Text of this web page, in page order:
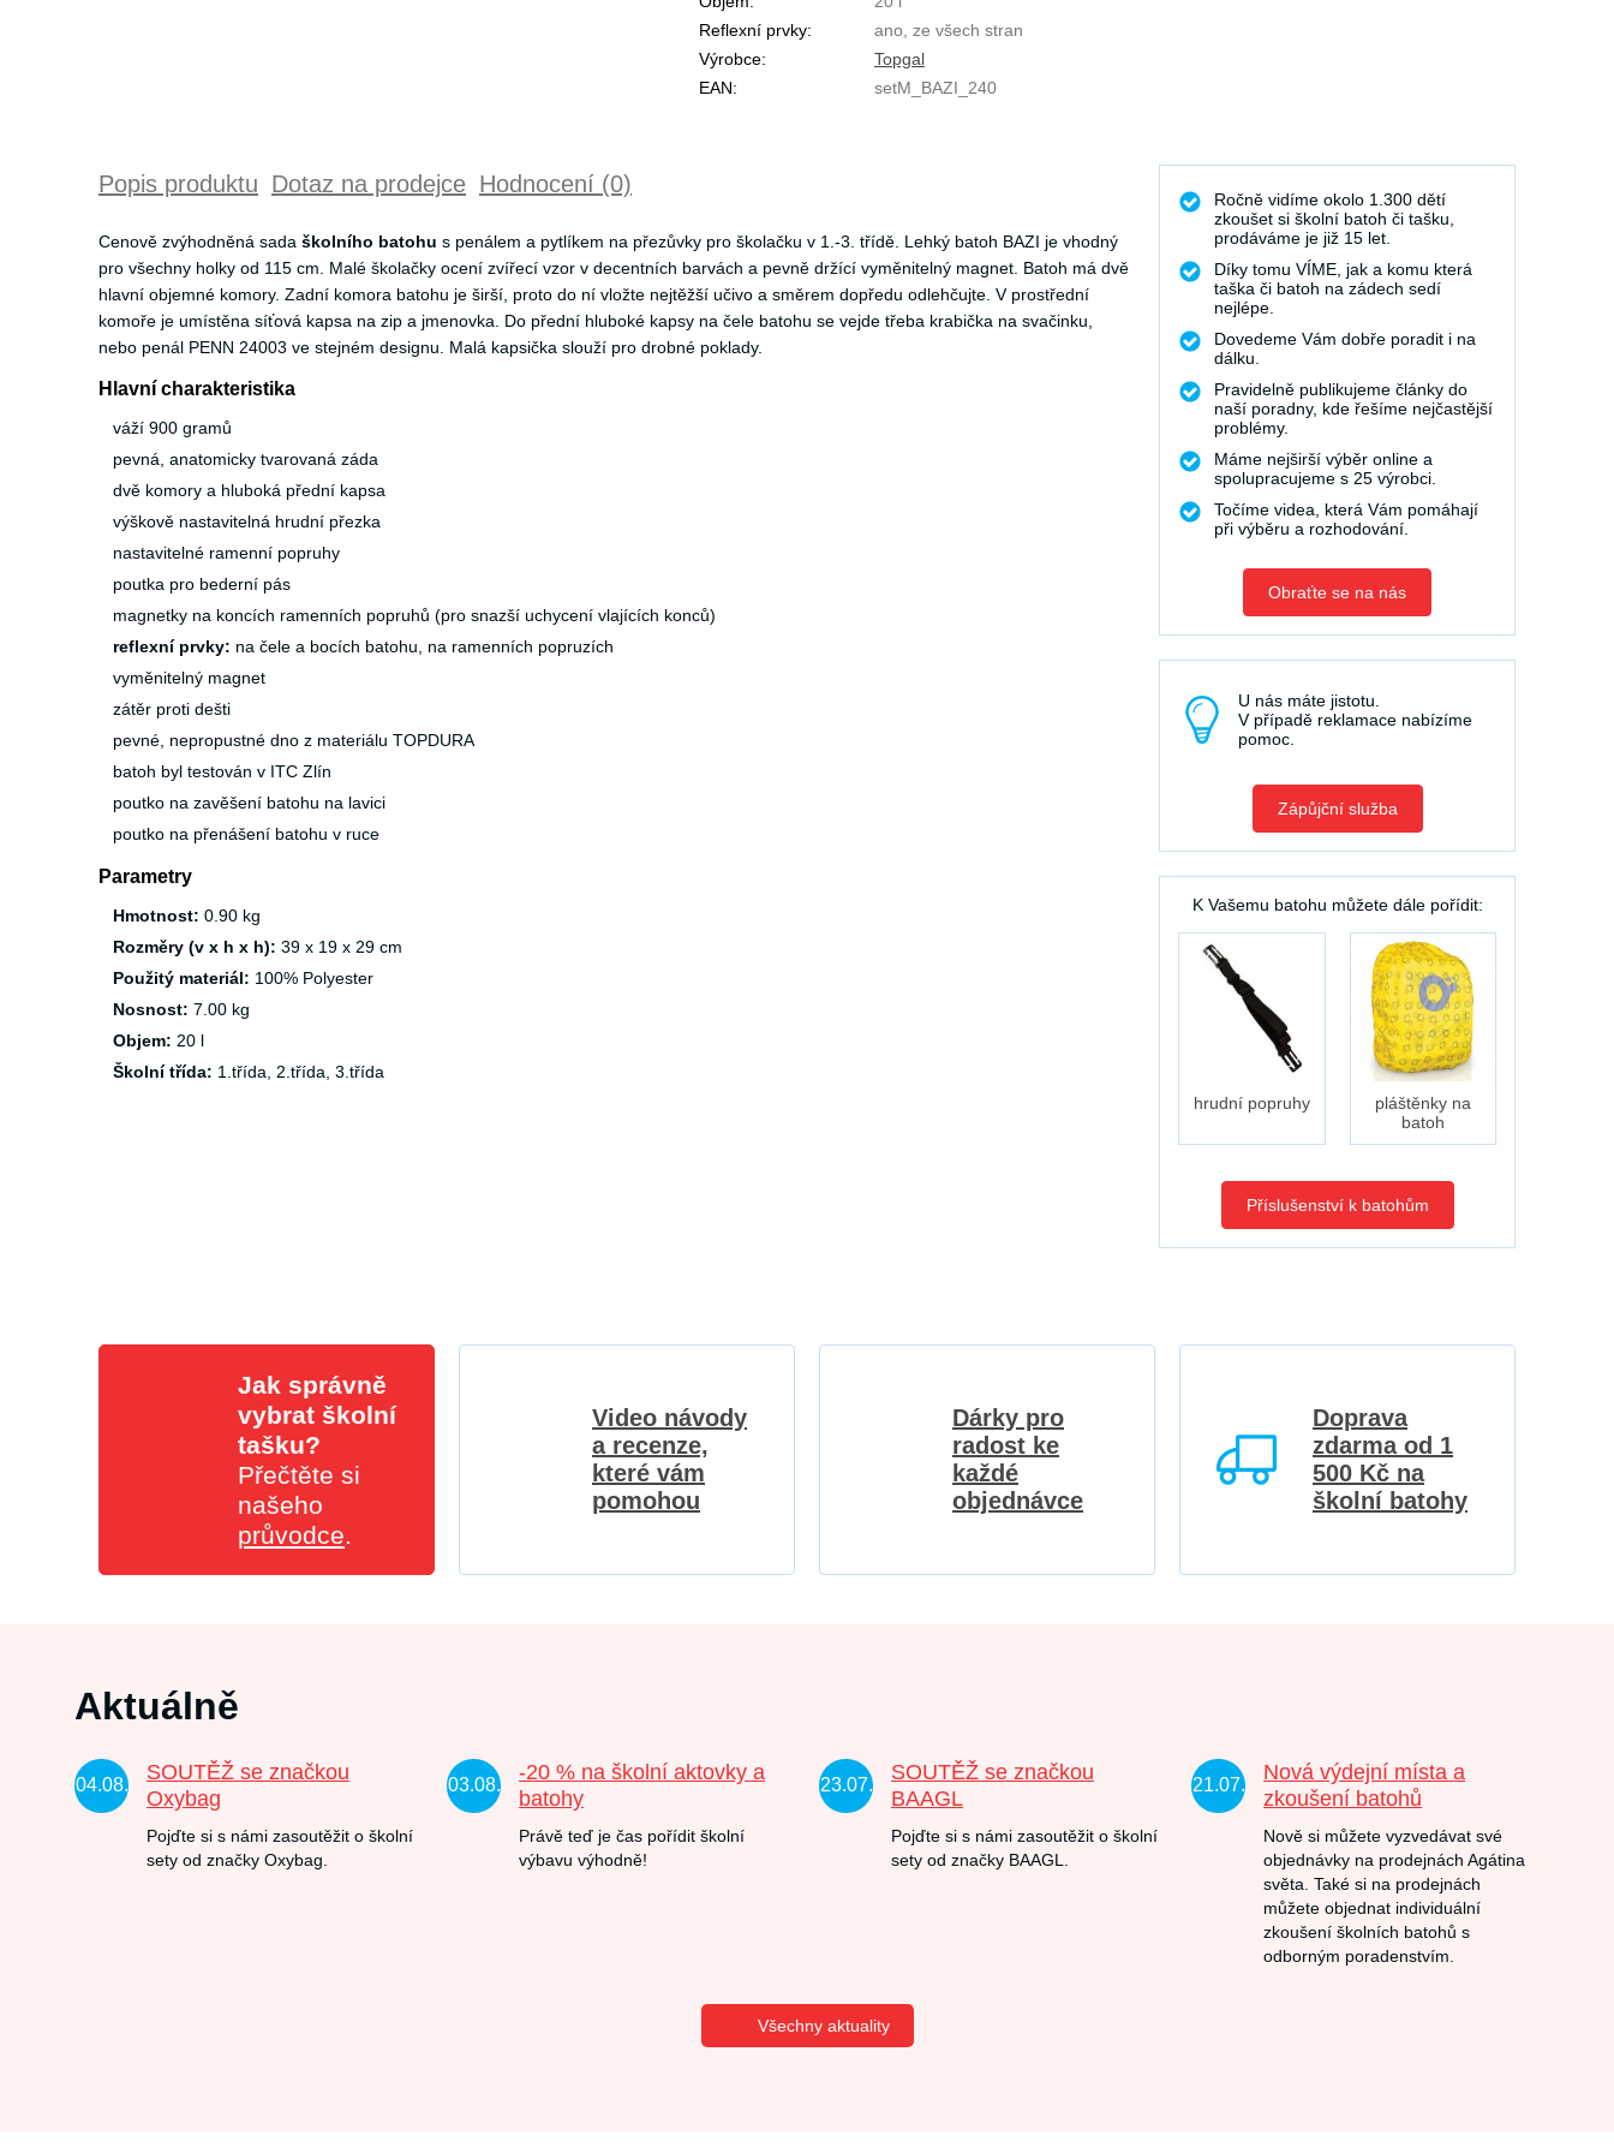
Reflexní prvky:
ano, ze všech stran
Výrobce:
Topgal
EAN:
setM_BAZI_240
Popis produktu Dotaz na prodejce Hodnocení (0)
Cenově zvýhodněná sada školního batohu s penálem a pytlíkem na přezůvky pro školačku v 1.-3. třídě. Lehký batoh BAZI je vhodný
pro všechny holky od 115 cm. Malé školačky ocení zvířecí vzor v decentních barvách a pevně držící vyměnitelný magnet. Batoh má dvě
hlavní objemné komory. Zadní komora batohu je širší, proto do ní vložte nejtěžší učivo a směrem dopředu odlehčujte. V prostřední
komoře je umístěna síťová kapsa na zip a jmenovka. Do přední hluboké kapsy na čele batohu se vejde třeba krabička na svačinku,
nebo penál PENN 24003 ve stejném designu. Malá kapsička slouží pro drobné poklady.
Hlavní charakteristika
váží 900 gramů
pevná, anatomicky tvarovaná záda
dvě komory a hluboká přední kapsa
výškově nastavitelná hrudní přezka
nastavitelné ramenní popruhy
poutka pro bederní pás
magnetky na koncích ramenních popruhů (pro snazší uchycení vlajících konců)
reflexní prvky: na čele a bocích batohu, na ramenních popruzích
vyměnitelný magnet
zátěr proti dešti
pevné, nepropustné dno z materiálu TOPDURA
batoh byl testován v ITC Zlín
poutko na zavěšení batohu na lavici
poutko na přenášení batohu v ruce
Parametry
Hmotnost: 0.90 kg
Rozměry (v x h x h): 39 x 19 x 29 cm
Použitý materiál: 100% Polyester
Nosnost: 7.00 kg
Objem: 20 l
Školní třída: 1.třída, 2.třída, 3.třída
Ročně vidíme okolo 1.300 dětí
zkoušet si školní batoh či tašku,
prodáváme je již 15 let.
Díky tomu VÍME, jak a komu která
taška či batoh na zádech sedí
nejlépe.
Dovedeme Vám dobře poradit i na
dálku.
Pravidelně publikujeme články do
naší poradny, kde řešíme nejčastější
problémy.
Máme nejširší výběr online a
spolupracujeme s 25 výrobci.
Točíme videa, která Vám pomáhají
při výběru a rozhodování.
Obraťte se na nás
U nás máte jistotu.
V případě reklamace nabízíme
pomoc.
Zápůjční služba
K Vašemu batohu můžete dále pořídit:
hrudní popruhy
pláštěnky na
batoh
Příslušenství k batohům
Jak správně
vybrat školní
tašku?
Přečtěte si
našeho
průvodce.
Video návody
a recenze,
které vám
pomohou
Dárky pro
radost ke
každé
objednávce
Doprava
zdarma od 1
500 Kč na
školní batohy
Aktuálně
04.08.
SOUTĚŽ se značkou
Oxybag
Pojďte si s námi zasoutěžit o školní
sety od značky Oxybag.
03.08.
-20 % na školní aktovky a
batohy
Právě teď je čas pořídit školní
výbavu výhodně!
23.07.
SOUTĚŽ se značkou
BAAGL
Pojďte si s námi zasoutěžit o školní
sety od značky BAAGL.
21.07.
Nová výdejní místa a
zkoušení batohů
Nově si můžete vyzvedávat své
objednávky na prodejnách Agátina
světa. Také si na prodejnách
můžete objednat individuální
zkoušení školních batohů s
odborným poradenstvím.
Všechny aktuality